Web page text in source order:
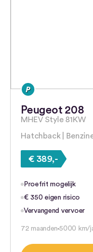
Peugeot 208
MHEV Style 81KW
Hatchback |
€ 389,-
Proefrit mogelijk
€ 350 eigen risico
Vervangend vervoer
72 maanden 5000 km/